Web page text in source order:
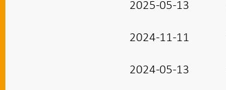
2025-05-13
2024-11-11
2024-05-13